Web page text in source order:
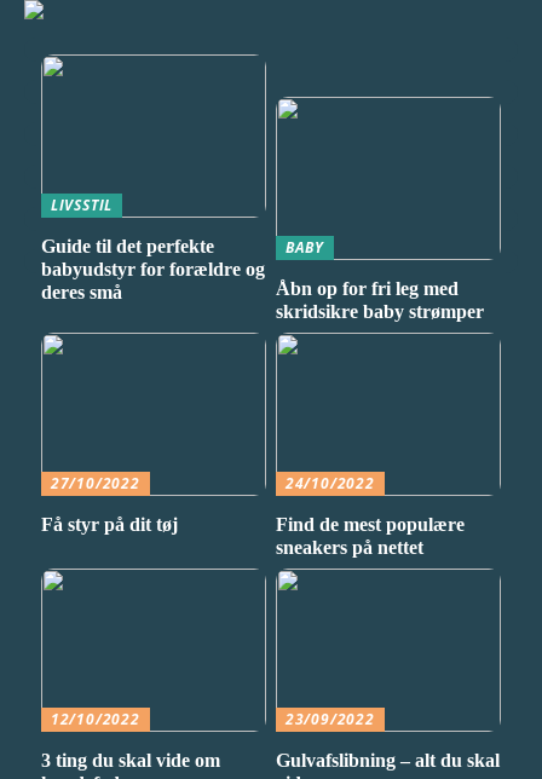
LIVSSTIL
Guide til det perfekte
babyudstyr for forældre og
deres små
BABY
Åbn op for fri leg med
skridsikre baby strømper
27/10/2022
Få styr på dit tøj
24/10/2022
Find de mest populære
sneakers på nettet
12/10/2022
3 ting du skal vide om
23/09/2022
Gulvafslibning – alt du skal